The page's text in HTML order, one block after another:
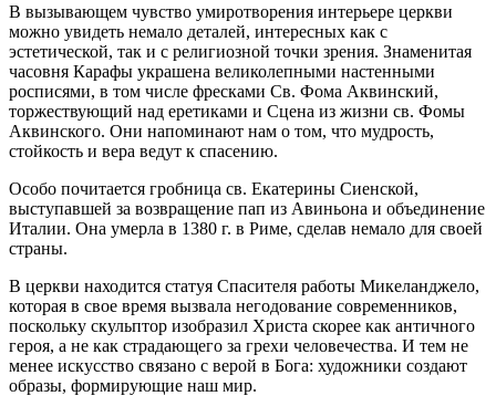
В вызывающем чувство умиротворения интерьере церкви
можно увидеть немало деталей, интересных как с
эстетической, так и с религиозной точки зрения. Знаменитая
часовня Карафы украшена великолепными настенными
росписями, в том числе фресками Св. Фома Аквинский,
торжествующий над еретиками и Сцена из жизни св. Фомы
Аквинского. Они напоминают нам о том, что мудрость,
стойкость и вера ведут к спасению.
Особо почитается гробница св. Екатерины Сиенской,
выступавшей за возвращение пап из Авиньона и объединение
Италии. Она умерла в 1380 г. в Риме, сделав немало для своей
страны.
В церкви находится статуя Спасителя работы Микеланджело,
которая в свое время вызвала негодование современников,
поскольку скульптор изобразил Христа скорее как античного
героя, а не как страдающего за грехи человечества. И тем не
менее искусство связано с верой в Бога: художники создают
образы, формирующие наш мир.